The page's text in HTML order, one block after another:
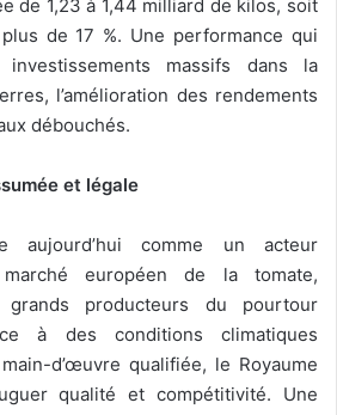
de 1,23 à 1,44 milliard de kilos, soit
de 17 %. Une performance qui
investissements massifs dans la
l’amélioration des rendements
débouchés.
et légale
aujourd’hui comme un acteur
européen de la tomate,
producteurs du pourtour
à des conditions climatiques
d’œuvre qualifiée, le Royaume
qualité et compétitivité. Une